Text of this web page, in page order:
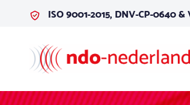
Skip to contentISO 9001-2015, DNV-CP-0640